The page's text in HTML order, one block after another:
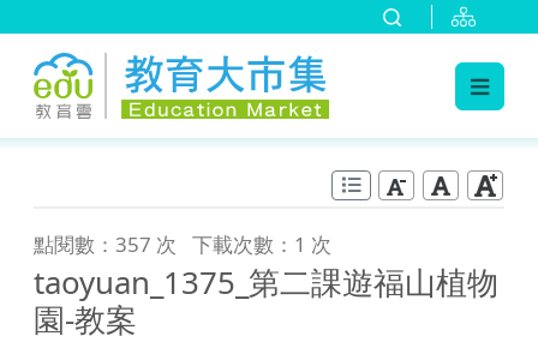
點閱數：357 次 下載次數：1 次
taoyuan_1375_第二課遊福山植物
園-教案